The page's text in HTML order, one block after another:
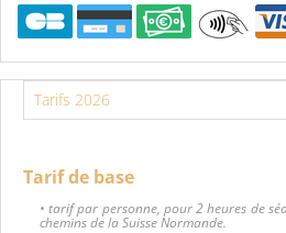
Tarif de base
• tarif par personne, pour 2 heures de
chemins de la Suisse Normande.